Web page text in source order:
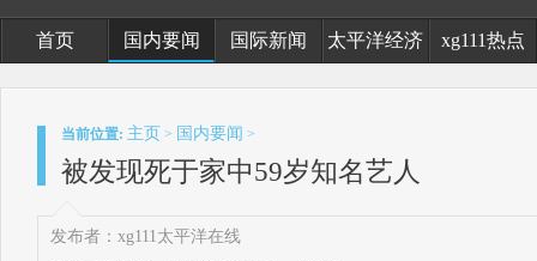
首页 国内要闻 国际新闻 太平洋经济 xg111热点
当前位置: 主页 > 国内要闻 >
被发现死于家中59岁知名艺人
发布者：xg111太平洋在线